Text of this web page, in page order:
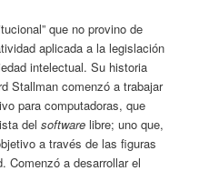
que no provino de
aplicada a la legislación
intelectual. Su historia
Stallman comenzó a trabajar
para computadoras, que
delsoftware libre; uno que,
a través de las figuras
Comenzó a desarrollar el